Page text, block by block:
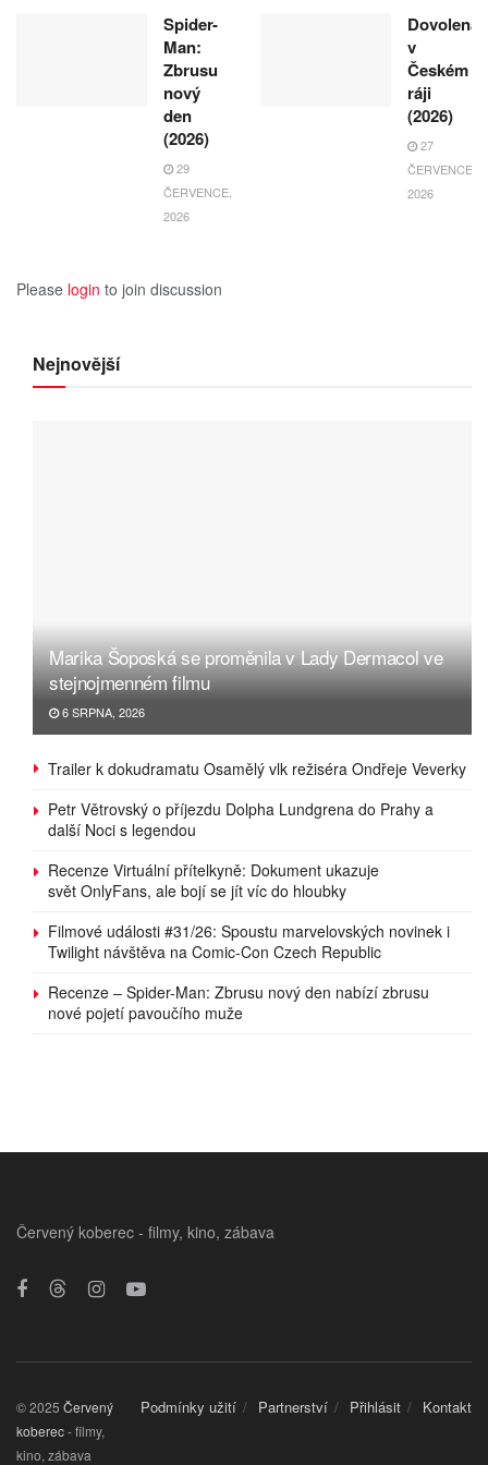
Spider-
Man:
Zbrusu
nový
den
(2026)
29
ČERVENCE,
2026
Dovolená
v
Českém
ráji
(2026)
27
ČERVENCE,
2026
Please login to join discussion
Nejnovější
Marika Šoposká se proměnila v Lady Dermacol ve
stejnojmenném filmu
6 SRPNA, 2026
Trailer k dokudramatu Osamělý vlk režiséra Ondřeje Veverky
Petr Větrovský o příjezdu Dolpha Lundgrena do Prahy a
další Noci s legendou
Recenze Virtuální přítelkyně: Dokument ukazuje
svět OnlyFans, ale bojí se jít víc do hloubky
Filmové události #31/26: Spoustu marvelovských novinek i
Twilight návštěva na Comic-Con Czech Republic
Recenze – Spider-Man: Zbrusu nový den nabízí zbrusu
nové pojetí pavoučího muže
Červený koberec - filmy, kino, zábava
Podmínky užití Partnerství Přihlásit Kontakt
© 2025 Červený
koberec- filmy,
kino, zábava